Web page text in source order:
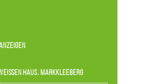
und Lichtinstallationen
Park in einen farbigen
jedem Rundgang einen
Haus, Markkleeberg